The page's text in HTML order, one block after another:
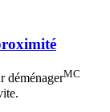
déménagerMC